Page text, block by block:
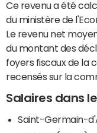
Ce revenu a été
du ministère de
Le revenu net
du montant des
foyers fiscaux de la
recensés sur la
Salaires dans
Saint-Germain-